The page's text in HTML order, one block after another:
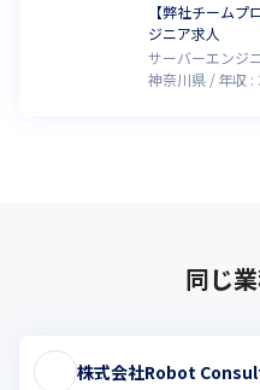
【弊社チーム
ジニア求人
サーバーエンジ
神奈川県
年収 :
同じ
株式会社Robot